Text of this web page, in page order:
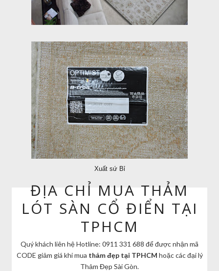
Xuất sứ Bỉ
ĐỊA CHỈ MUA THẢM
LÓT SÀN CỔ ĐIỂN TẠI
TPHCM
Quý khách liên hệ Hotline: 0911 331 688 để được nhận mã
CODE giảm giá khi mua thảm đẹp tại TPHCM hoặc các đại lý
Thảm Đẹp Sài Gòn.